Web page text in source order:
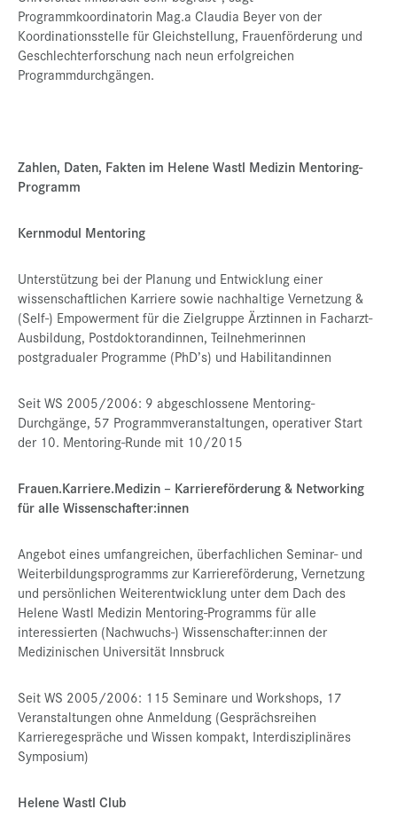
Programmkoordinatorin Mag.a Claudia Beyer von der
Koordinationsstelle für Gleichstellung, Frauenförderung und
Geschlechterforschung nach neun erfolgreichen
Programmdurchgängen.
Zahlen, Daten, Fakten im Helene Wastl Medizin Mentoring-
Programm
Kernmodul Mentoring
Unterstützung bei der Planung und Entwicklung einer
wissenschaftlichen Karriere sowie nachhaltige Vernetzung &
(Self-) Empowerment für die Zielgruppe Ärztinnen in Facharzt-
Ausbildung, Postdoktorandinnen, Teilnehmerinnen
postgradualer Programme (PhD’s) und Habilitandinnen
Seit WS 2005/2006: 9 abgeschlossene Mentoring-
Durchgänge, 57 Programmveranstaltungen, operativer Start
der 10. Mentoring-Runde mit 10/2015
Frauen.Karriere.Medizin – Karriereförderung & Networking
für alle Wissenschafter:innen
Angebot eines umfangreichen, überfachlichen Seminar- und
Weiterbildungsprogramms zur Karriereförderung, Vernetzung
und persönlichen Weiterentwicklung unter dem Dach des
Helene Wastl Medizin Mentoring-Programms für alle
interessierten (Nachwuchs-) Wissenschafter:innen der
Medizinischen Universität Innsbruck
Seit WS 2005/2006: 115 Seminare und Workshops, 17
Veranstaltungen ohne Anmeldung (Gesprächsreihen
Karrieregespräche und Wissen kompakt, Interdisziplinäres
Symposium)
Helene Wastl Club